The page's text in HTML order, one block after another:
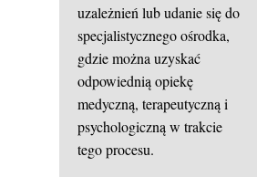
uzależnień lub udanie się do
specjalistycznego ośrodka,
gdzie można uzyskać
odpowiednią opiekę
medyczną, terapeutyczną i
psychologiczną w trakcie
tego procesu.